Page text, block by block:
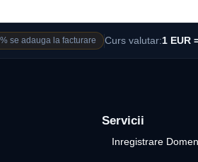
se adauga la facturare Curs valutar:1 EUR
Servicii
Inregistrare